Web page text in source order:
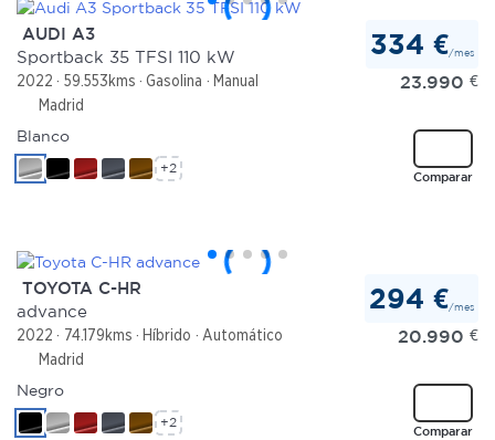
AUDI A3
Sportback 35 TFSI 110 kW
2022 59.553kms Gasolina
Manual
Madrid
334 €/mes
23.990 €
Comparar
Blanco
+2
TOYOTA C-HR
advance
2022 74.179kms Híbrido
Automático
Madrid
294 €/mes
20.990 €
Comparar
Negro
+2